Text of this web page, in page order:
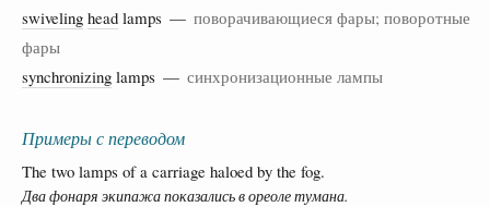
swiveling head lamps — поворачивающиеся фары; поворотные
фары
synchronizing lamps — синхронизационные лампы
Примеры с переводом
The two lamps of a carriage haloed by the fog.
Два фонаря экипажа показались в ореоле тумана.